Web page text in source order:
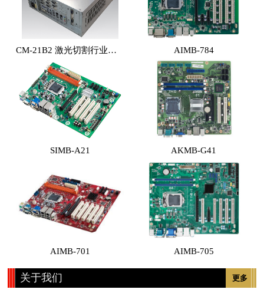
CM-21B2 激光切割行业专用工控机 （体积小，性能高，价格实惠） AIMB-784
SIMB-A21 AKMB-G41
AIMB-701 AIMB-705
更多
关于我们